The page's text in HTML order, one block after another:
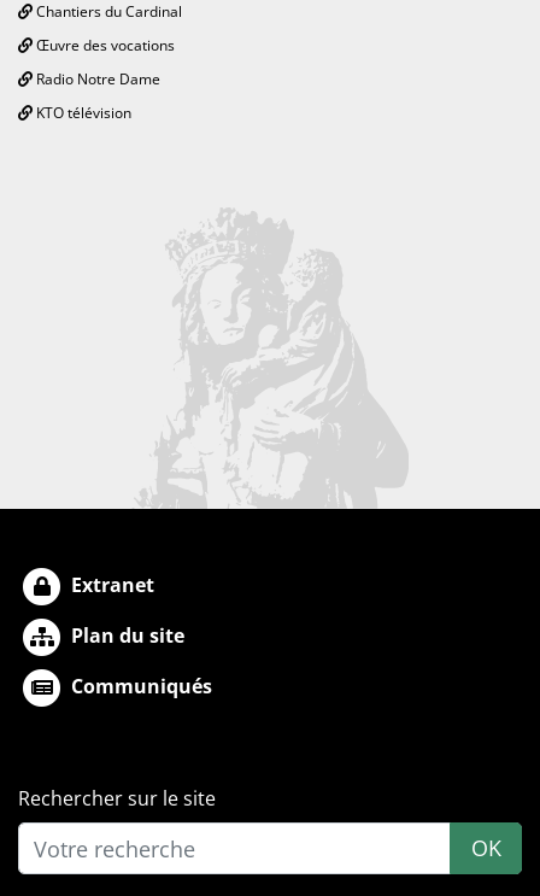
Chantiers du Cardinal
Œuvre des vocations
Radio Notre Dame
KTO télévision
Extranet
Plan du site
Communiqués
Rechercher sur le site
OK